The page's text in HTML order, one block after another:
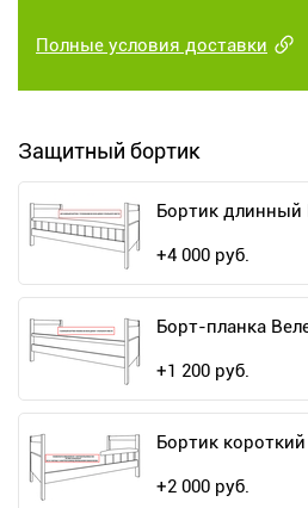
Полные условия доставки
Защитный бортик
Бортик длинный
+4 000 руб.
Борт-планка
+1 200 руб.
Бортик
+2 000 руб.